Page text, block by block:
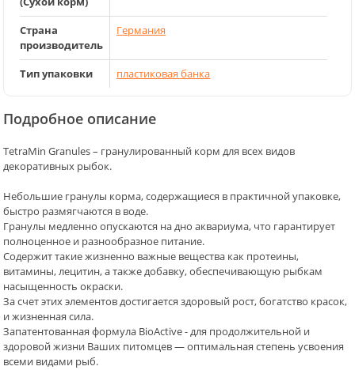
Страна
производитель
Германия
Тип упаковки пластиковая банка
Подробное описание
TetraMin Granules – гранулированный корм для всех видов
декоративных рыбок.
Небольшие гранулы корма, содержащиеся в практичной упаковке,
быстро размягчаются в воде.
Гранулы медленно опускаются на дно аквариума, что гарантирует
полноценное и разнообразное питание.
Содержит такие жизненно важные вещества как протеины,
витамины, лецитин, а также добавку, обеспечивающую рыбкам
насыщенность окраски.
За счет этих элементов достигается здоровый рост, богатство красок,
и жизненная сила.
Запатентованная формула BioActive - для продолжительной и
здоровой жизни Ваших питомцев — оптимальная степень усвоения
всеми видами рыб.